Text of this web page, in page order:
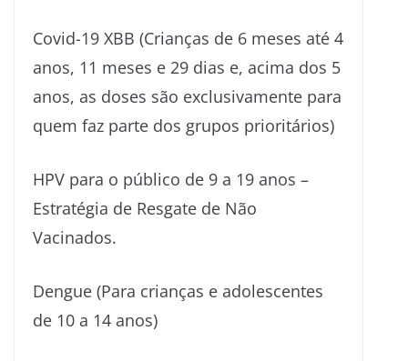
Covid-19 XBB (Crianças de 6 meses até 4
anos, 11 meses e 29 dias e, acima dos 5
anos, as doses são exclusivamente para
quem faz parte dos grupos prioritários)
HPV para o público de 9 a 19 anos –
Estratégia de Resgate de Não
Vacinados.
Dengue (Para crianças e adolescentes
de 10 a 14 anos)